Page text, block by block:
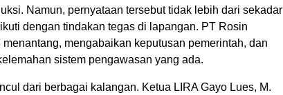
Namun, pernyataan tersebut tidak lebih dari sekadar
dengan tindakan tegas di lapangan. PT Rosin
mengabaikan keputusan pemerintah, dan
sistem pengawasan yang ada.
dari berbagai kalangan. Ketua LIRA Gayo Lues, M.